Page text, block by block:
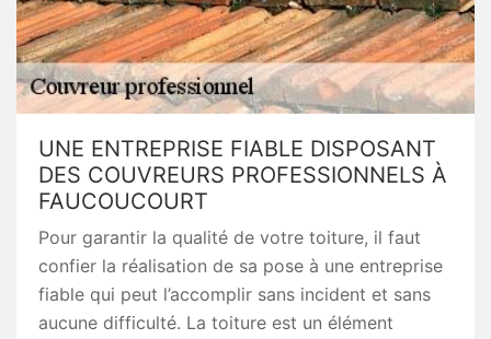
UNE ENTREPRISE FIABLE DISPOSANT
DES COUVREURS PROFESSIONNELS À
FAUCOUCOURT
Pour garantir la qualité de votre toiture, il faut
confier la réalisation de sa pose à une entreprise
fiable qui peut l’accomplir sans incident et sans
aucune difficulté. La toiture est un élément